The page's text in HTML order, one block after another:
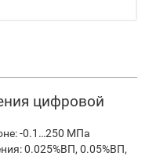
цифровой
-0.1…250 МПа
0.025%ВП, 0.05%ВП,